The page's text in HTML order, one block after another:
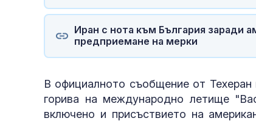
Иран с нота към България заради
предприемане на мерки
В официалното съобщение от
горива на международно летище
включено и присъствието на